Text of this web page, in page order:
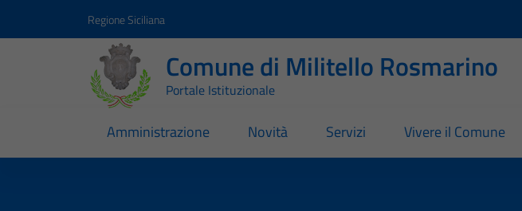
Regione Siciliana
Comune di Militello Rosmarino
Portale Istituzionale
Amministrazione Novità Servizi Vivere il Comune